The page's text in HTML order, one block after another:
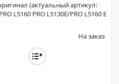
(актуальный артикул:
L5160 PRO L5130E/PRO L5160 E
На заказ